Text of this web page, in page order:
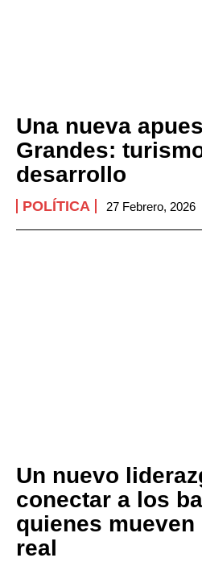
Una nueva
Grandes:
desarrollo
POLÍTICA 27 Febrero, 2026
Un nuevo
conectar a los
quienes
real